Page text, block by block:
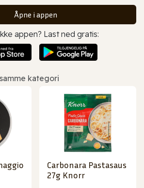
Åpne i appen
appen? Last ned gratis:
kategori
Carbonara Pastasaus
27g Knorr